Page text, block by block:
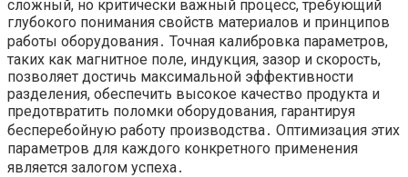
сложный, но критически важный процесс, требующий
глубокого понимания свойств материалов и принципов
работы оборудования․ Точная калибровка параметров,
таких как магнитное поле, индукция, зазор и скорость,
позволяет достичь максимальной эффективности
разделения, обеспечить высокое качество продукта и
предотвратить поломки оборудования, гарантируя
бесперебойную работу производства․ Оптимизация этих
параметров для каждого конкретного применения
является залогом успеха․